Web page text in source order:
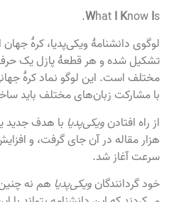
What I KnowIs.
لوگوی دانشنامهٔ ویکی‌پدیا، کرهٔ جهان
تشکیل شده و هر قطعهٔ پازل یک حرف
مختلف است. این لوگو نماد کرهٔ
با مشارکت زبان‌های مختلف باید
از راه افتادن ویکی‌پدیا
هزار مقاله در آن جای گرفت، و
سرعت آغاز شد.
خود گردانندگان ویکی‌پدیاهم نه چنین